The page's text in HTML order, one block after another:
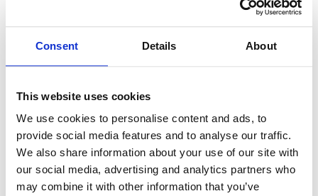
Consent Details About
This website uses cookies
We use cookies to personalise content and ads, to
provide social media features and to analyse our traffic.
We also share information about your use of our site with
our social media, advertising and analytics partners who
may combine it with other information that you’ve
A
手続きが完了しましたら、振込み明細書をスキャン
る商品名も忘れずにお知らせください。振込みが確
認され次第、お客様のEメールアドレスにライセンス
認証トークンをお届け致します。 （振込手数料はご
本人様負担となりますのでご了承ください。） ＜